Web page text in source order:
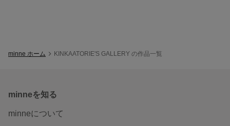
minne ホーム KINKAATORIE'S GALLERY の作品一覧
minneを知る
minneについて